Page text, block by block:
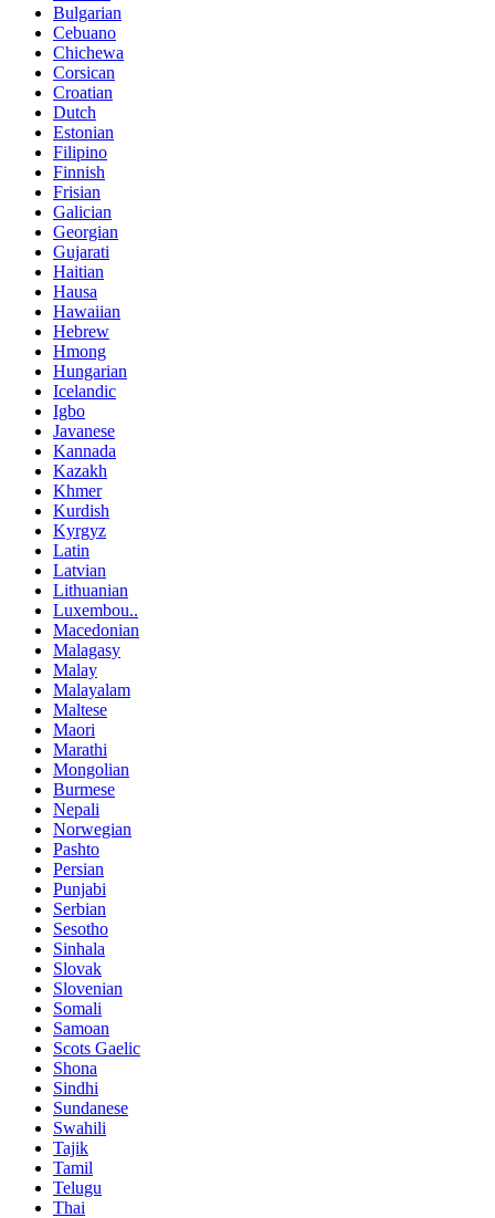
Bulgarian
Cebuano
Chichewa
Corsican
Croatian
Dutch
Estonian
Filipino
Finnish
Frisian
Galician
Georgian
Gujarati
Haitian
Hausa
Hawaiian
Hebrew
Hmong
Hungarian
Icelandic
Igbo
Javanese
Kannada
Kazakh
Khmer
Kurdish
Kyrgyz
Latin
Latvian
Lithuanian
Luxembou..
Macedonian
Malagasy
Malay
Malayalam
Maltese
Maori
Marathi
Mongolian
Burmese
Nepali
Norwegian
Pashto
Persian
Punjabi
Serbian
Sesotho
Sinhala
Slovak
Slovenian
Somali
Samoan
Scots Gaelic
Shona
Sindhi
Sundanese
Swahili
Tajik
Tamil
Telugu
Thai